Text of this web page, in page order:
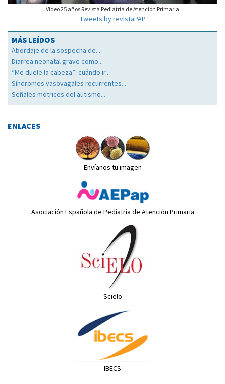
Video 25 años Revista Pediatría de Atención Primaria
Tweets by revistaPAP
MÁS LEÍDOS
Abordaje de la sospecha de...
Diarrea neonatal grave como...
“Me duele la cabeza”: cuándo ir...
Síndromes vasovagales recurrentes...
Señales motrices del autismo...
ENLACES
Envíanos tu imagen
Asociación Española de Pediatría de Atención Primaria
Scielo
IBECS